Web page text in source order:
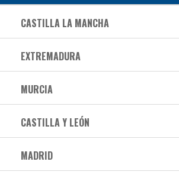
CASTILLA LA MANCHA
EXTREMADURA
MURCIA
CASTILLA Y LEÓN
MADRID